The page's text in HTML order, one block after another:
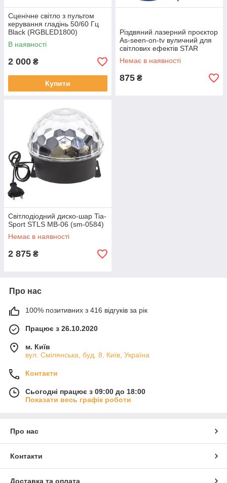
Сценічне світло з пультом
керування гладінь 50/60 Гц
Black (RGBLED1800)
В наявності
2 000 ₴
Купити
Різдвяний лазерний проєктор
As-seen-on-tv вуличний для
світлових ефектів STAR
SHOWER
Немає в наявності
875 ₴
Світлодіодний диско-шар Tia-
Sport STLS MB-06 (sm-0584)
Немає в наявності
2 875 ₴
Про нас
100% позитивних з 416 відгуків за рік
Працює з 26.10.2020
м. Київ
вул. Смілянська, буд. 8, Київ, Україна
Контакти
Сьогодні працює з 09:00 до 18:00
Показати весь графік роботи
Про нас
Контакти
Доставка та оплата